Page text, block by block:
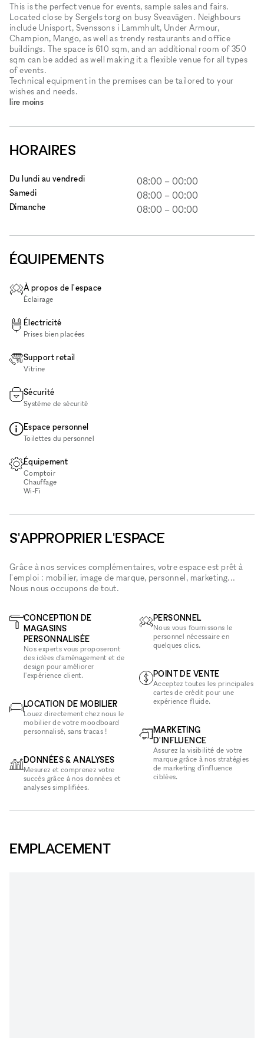
This is the perfect venue for events, sample sales and fairs.
Located close by Sergels torg on busy Sveavägen. Neighbours
include Unisport​,​ Svenssons i Lammhult​,​ Under Armour​,​
Champion​,​ Mango​,​ as well as trendy restaurants and office
buildings. The space is 610 sqm, and an additional room of 350
sqm can be added as well making it a flexible venue for all types
of events.
Technical equipment in the premises can be tailored to your
wishes and needs.
lire moins
HORAIRES
Du lundi au vendredi 08:00 – 00:00
Samedi 08:00 – 00:00
Dimanche 08:00 – 00:00
ÉQUIPEMENTS
À propos de l'espace
Éclairage
Électricité
Prises bien placées
Support retail
Vitrine
Sécurité
Système de sécurité
Espace personnel
Toilettes du personnel
Équipement
Comptoir
Chauffage
Wi‑Fi
S'APPROPRIER L'ESPACE
Grâce à nos services complémentaires, votre espace est prêt à
l'emploi : mobilier, image de marque, personnel, marketing...
Nous nous occupons de tout.
CONCEPTION DE
MAGASINS
PERSONNALISÉE
Nos experts vous proposeront
des idées d'aménagement et de
design pour améliorer
l'expérience client.
LOCATION DE MOBILIER
Louez directement chez nous le
mobilier de votre moodboard
personnalisé, sans tracas !
DONNÉES & ANALYSES
Mesurez et comprenez votre
succès grâce à nos données et
analyses simplifiées.
PERSONNEL
Nous vous fournissons le
personnel nécessaire en
quelques clics.
POINT DE VENTE
Acceptez toutes les principales
cartes de crédit pour une
expérience fluide.
MARKETING
D'INFLUENCE
Assurez la visibilité de votre
marque grâce à nos stratégies
de marketing d'influence
ciblées.
EMPLACEMENT